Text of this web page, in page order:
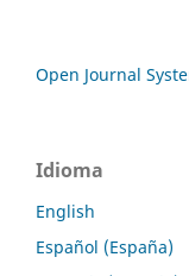
Open Journal
Idioma
English
Español (España)